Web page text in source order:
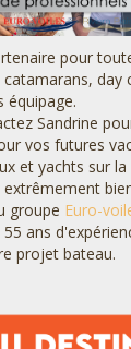
pour
day
équipage.
Sandrine
vos futures
et yachts sur
groupe Euro-
ans
projet bateau.